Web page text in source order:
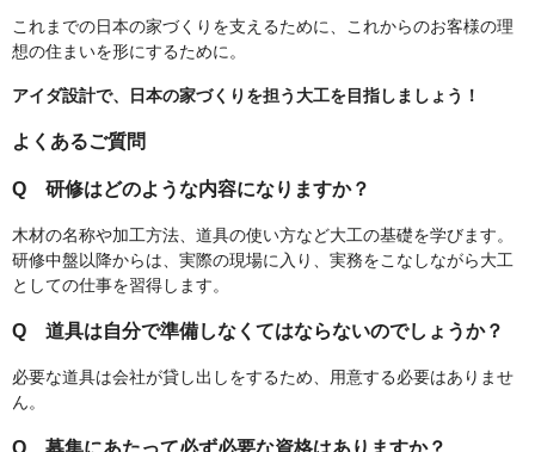
これまでの日本の家づくりを支えるために、これからのお客様の理
想の住まいを形にするために。
アイダ設計で、日本の家づくりを担う大工を目指しましょう！
よくあるご質問
Q 研修はどのような内容になりますか？
木材の名称や加工方法、道具の使い方など大工の基礎を学びます。
研修中盤以降からは、実際の現場に入り、実務をこなしながら大工
としての仕事を習得します。
Q 道具は自分で準備しなくてはならないのでしょうか？
必要な道具は会社が貸し出しをするため、用意する必要はありませ
ん。
Q 募集にあたって必ず必要な資格はありますか？